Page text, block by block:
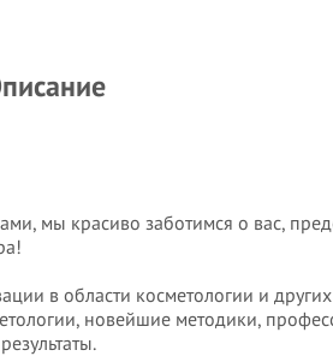
мы красиво заботимся о вас,
в области косметологии и других
новейшие методики,